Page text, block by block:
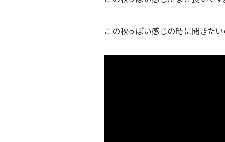
この秋っぽい感じの時に聞きたい